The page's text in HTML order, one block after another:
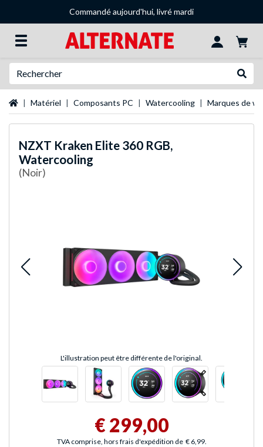
Commandé aujourd'hui, livré mardi
Page d'accueil
Matériel Composants PC Watercooling Marques de
NZXT Kraken Elite 360 RGB,
Watercooling
(Noir)
L'illustration peut être différente de l'original.
€ 299,00
TVA comprise, hors frais d'expédition de € 6,99.